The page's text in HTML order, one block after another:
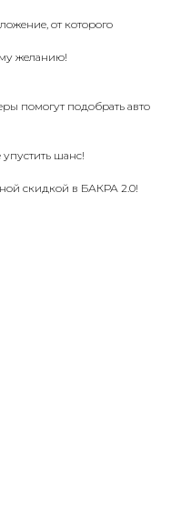
от которого
желанию!
помогут подобрать авто
шанс!
скидкой в БАКРА 2.0!